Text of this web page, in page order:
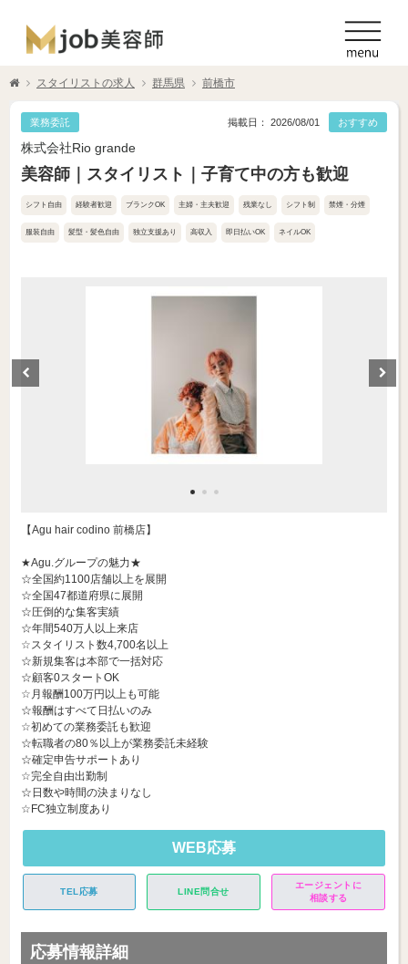
スタイリストの求人 群馬県 前橋市
業務委託 おすすめ
掲載日： 2026/08/01
株式会社Rio grande
美容師｜スタイリスト｜子育て中の方も歓迎
シフト自由 経験者歓迎 ブランクOK 主婦・主夫歓迎 残業なし シフト制 禁煙・分煙
服装自由 髪型・髪色自由 独立支援あり 高収入 即日払いOK ネイルOK
【Agu hair codino 前橋店】
★Agu.グループの魅力★
☆全国約1100店舗以上を展開
☆全国47都道府県に展開
☆圧倒的な集客実績
☆年間540万人以上来店
☆スタイリスト数4,700名以上
☆新規集客は本部で一括対応
☆顧客0スタートOK
☆月報酬100万円以上も可能
☆報酬はすべて日払いのみ
☆初めての業務委託も歓迎
☆転職者の80％以上が業務委託未経験
☆確定申告サポートあり
☆完全自由出勤制
☆日数や時間の決まりなし
☆FC独立制度あり
WEB応募
TEL応募 LINE問合せ
エージェントに
相談する
応募情報詳細